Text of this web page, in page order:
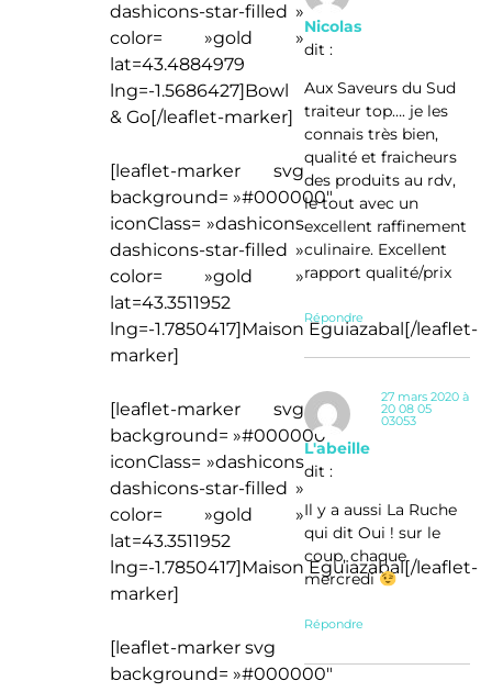
dashicons-star-filled »
color= »gold »
lat=43.4884979
lng=-1.5686427]Bowl
& Go[/leaflet-marker]
[leaflet-marker svg
background= »#000000″
iconClass= »dashicons
dashicons-star-filled »
color= »gold »
lat=43.3511952
lng=-1.7850417]Maison Eguiazabal[/leaflet-
marker]
[leaflet-marker svg
background= »#000000″
iconClass= »dashicons
dashicons-star-filled »
color= »gold »
lat=43.3511952
lng=-1.7850417]Maison Eguiazabal[/leaflet-
marker]
[leaflet-marker svg
background= »#000000″
Nicolas
dit :
Aux Saveurs du Sud
traiteur top…. je les
connais très bien,
qualité et fraicheurs
des produits au rdv,
le tout avec un
excellent raffinement
culinaire. Excellent
rapport qualité/prix
Répondre
L'abeille
dit :
27 mars 2020 à
20 08 05
03053
Il y a aussi La Ruche
qui dit Oui ! sur le
coup, chaque
mercredi
Répondre